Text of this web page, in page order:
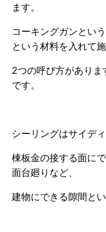
ます。
コーキングガンとい
という材料を入れて施
2つの呼び方があり
です。
シーリングはサイデ
棟板金の接する面に
面台廻りなど、
建物にできる隙間と